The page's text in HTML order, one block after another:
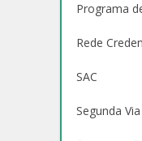
Programa
Rede
SAC
Segunda Via